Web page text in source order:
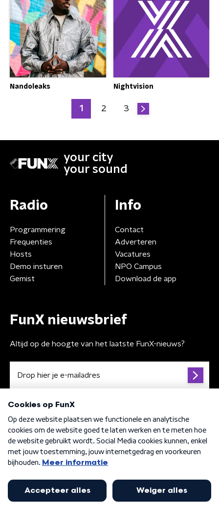
Nandoleaks Nightvision
1 2 3
your city
your sound
Radio
Programmering
Frequenties
Hosts
Demo insturen
Gemist
Info
Contact
Adverteren
Vacatures
NPO Campus
Download de app
FunX nieuwsbrief
Altijd op de hoogte van het laatste FunX-nieuws?
Algemene voorwaarden Privacybeleid